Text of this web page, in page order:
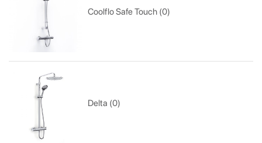
Coolflo Safe Touch (0)
Delta (0)